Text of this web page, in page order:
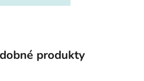
produkty